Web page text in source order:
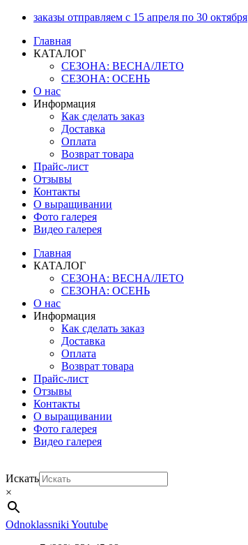
Перейти
содержимому
заказы отправляем с 15 апреля по 30 октября
Главная
КАТАЛОГ
СЕЗОНА: ВЕСНА/ЛЕТО
СЕЗОНА: ОСЕНЬ
О нас
Информация
Как сделать заказ
Доставка
Оплата
Возврат товара
Прайс-лист
Отзывы
Контакты
О выращивании
Фото галерея
Видео галерея
Главная
КАТАЛОГ
СЕЗОНА: ВЕСНА/ЛЕТО
СЕЗОНА: ОСЕНЬ
О нас
Информация
Как сделать заказ
Доставка
Оплата
Возврат товара
Прайс-лист
Отзывы
Контакты
О выращивании
Фото галерея
Видео галерея
Искать
×
Odnoklassniki Youtube